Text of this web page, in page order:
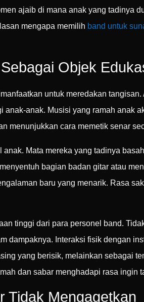
ajaib di mana anak yang tadinya
mengapa memilih band untuk
Objek
untuk meredakan
anak. Musisi yang ramah anak
menunjukkan cara memetik senar
Mata mereka yang tadinya
bagian badan gitar atau
baru yang menarik. Rasa
tinggi dari para personel band.
dampaknya. Interaksi fisik dengan
yang berisik, melainkan sebagai
dan sabar menghadapi rasa ingin
Tidak Mengagetkan